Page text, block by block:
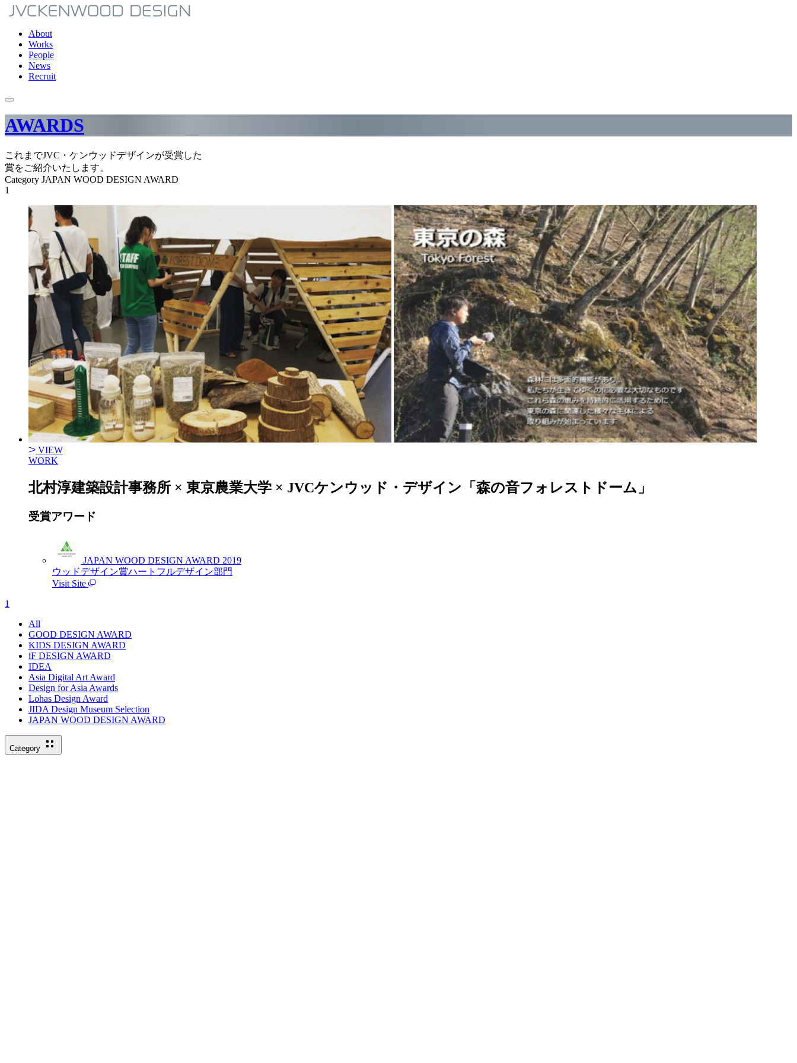
About
Works
People
News
Recruit
AWARDS
これまでJVC・ケンウッドデザインが受賞した
賞をご紹介いたします。
Category JAPAN WOOD DESIGN AWARD
1
VIEW
WORK
北村淳建築設計事務所 × 東京農業大学 × JVCケンウッド・デザイン「森の音フォレストドーム」
受賞アワード
JAPAN WOOD DESIGN AWARD 2019
ウッドデザイン賞ハートフルデザイン部門
Visit Site
1
All
GOOD DESIGN AWARD
KIDS DESIGN AWARD
iF DESIGN AWARD
IDEA
Asia Digital Art Award
Design for Asia Awards
Lohas Design Award
JIDA Design Museum Selection
JAPAN WOOD DESIGN AWARD
Category